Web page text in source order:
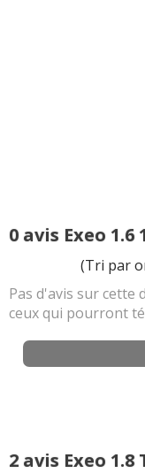
0 avis Exeo 1.6
(Tri par
Pas d'avis sur cette
ceux qui pourront
2 avis Exeo 1.8